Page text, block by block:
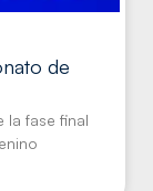
de
la fase final